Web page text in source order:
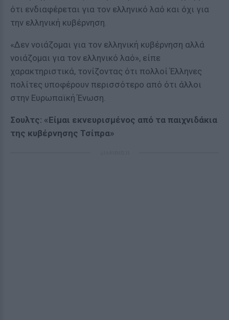
ότι ενδιαφέρεται για τον ελληνικό λαό και όχι για
την ελληνική κυβέρνηση.
«Δεν νοιάζομαι για τον ελληνική κυβέρνηση αλλά
νοιάζομαι για τον ελληνικό λαό», είπε
χαρακτηριστικά, τονίζοντας ότι πολλοί Έλληνες
πολίτες υποφέρουν περισσότερο από ότι άλλοι
στην Ευρωπαϊκή Ένωση.
Σουλτς: «Είμαι εκνευρισμένος από τα παιχνιδάκια
της κυβέρνησης Τσίπρα»